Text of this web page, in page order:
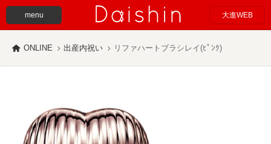
menu 大進WEB
ONLINE 出産内祝い リファハートブラシレイ(ﾋﾟﾝｸ)